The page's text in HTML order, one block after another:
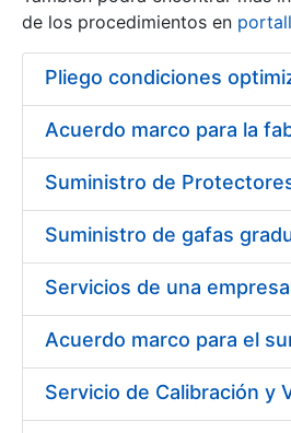
de los procedimientos en